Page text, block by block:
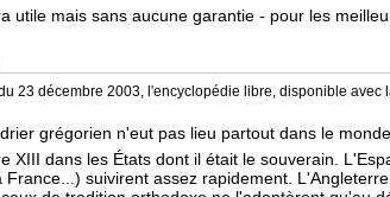
utile mais sans aucune garantie - pour les
23 décembre 2003, l'encyclopédie libre, disponible avec
grégorien n'eut pas lieu partout dans le
XIII dans les États dont il était le souverain.
suivirent assez rapidement.